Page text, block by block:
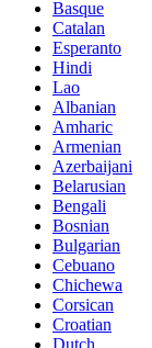
Basque
Catalan
Esperanto
Hindi
Lao
Albanian
Amharic
Armenian
Azerbaijani
Belarusian
Bengali
Bosnian
Bulgarian
Cebuano
Chichewa
Corsican
Croatian
Dutch